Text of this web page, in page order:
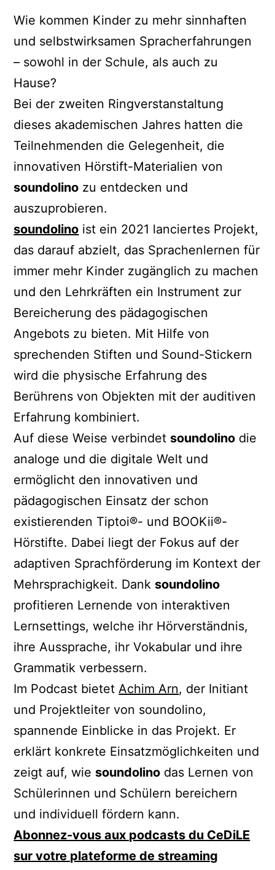
Wie kommen Kinder zu mehr sinnhaften
und selbstwirksamen Spracherfahrungen
– sowohl in der Schule, als auch zu
Hause?
Bei der zweiten Ringverstanstaltung
dieses akademischen Jahres hatten die
Teilnehmenden die Gelegenheit, die
innovativen Hörstift-Materialien von
soundolino zu entdecken und
auszuprobieren.
soundolino ist ein 2021 lanciertes Projekt,
das darauf abzielt, das Sprachenlernen für
immer mehr Kinder zugänglich zu machen
und den Lehrkräften ein Instrument zur
Bereicherung des pädagogischen
Angebots zu bieten. Mit Hilfe von
sprechenden Stiften und Sound-Stickern
wird die physische Erfahrung des
Berührens von Objekten mit der auditiven
Erfahrung kombiniert.
Auf diese Weise verbindet soundolino die
analoge und die digitale Welt und
ermöglicht den innovativen und
pädagogischen Einsatz der schon
existierenden Tiptoi®- und BOOKii®-
Hörstifte. Dabei liegt der Fokus auf der
adaptiven Sprachförderung im Kontext der
Mehrsprachigkeit. Dank soundolino
profitieren Lernende von interaktiven
Lernsettings, welche ihr Hörverständnis,
ihre Aussprache, ihr Vokabular und ihre
Grammatik verbessern.
Im Podcast bietetAchim Arn, der Initiant
und Projektleiter von soundolino,
spannende Einblicke in das Projekt. Er
erklärt konkrete Einsatzmöglichkeiten und
zeigt auf, wie soundolino das Lernen von
Schülerinnen und Schülern bereichern
und individuell fördern kann.
Abonnez-vous aux podcasts du CeDiLE
sur votre plateforme de streaming